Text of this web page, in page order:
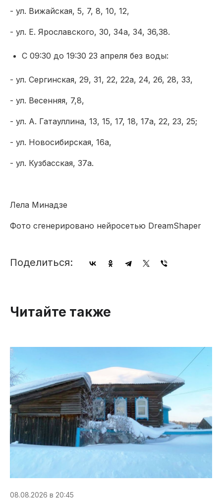
- ул. Вижайская, 5, 7, 8, 10, 12,
- ул. Е. Ярославского, 30, 34а, 34, 36,38.
С 09:30 до 19:30 23 апреля без воды:
- ул. Сергинская, 29, 31, 22, 22а, 24, 26, 28, 33,
- ул. Весенняя, 7,8,
- ул. А. Гатауллина, 13, 15, 17, 18, 17а, 22, 23, 25;
- ул. Новосибирская, 16а,
- ул. Кузбасская, 37а.
Лела Минадзе
Фото сгенерировано нейросетью DreamShaper
Поделиться:
Читайте также
08.08.2026 в 20:45